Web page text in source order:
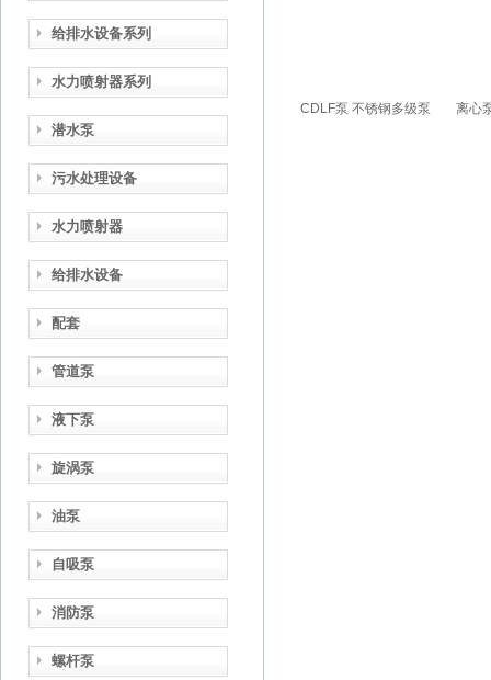
给排水设备系列
水力喷射器系列
潜水泵
污水处理设备
水力喷射器
给排水设备
配套
管道泵
液下泵
旋涡泵
油泵
自吸泵
消防泵
螺杆泵